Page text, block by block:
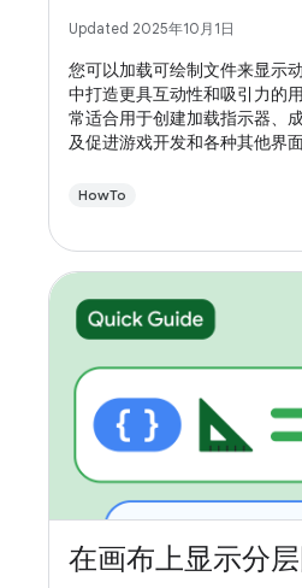
Updated 2025年10月1日
您可以加载可绘制文件来显示
中打造更具互动性和吸引力的
常适合用于创建加载指示器、
及促进游戏开发和各种其他界面
HowTo
在画布上显示分